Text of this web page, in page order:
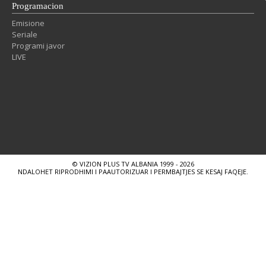
Programacion
Emisione
Seriale
Programi javor
LIVE
© VIZION PLUS TV ALBANIA 1999 - 2026
NDALOHET RIPRODHIMI I PAAUTORIZUAR I PERMBAJTJES SE KESAJ FAQEJE.